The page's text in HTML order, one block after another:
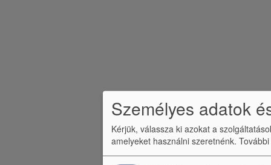
Személyes adatok
Kérjük, válassza ki azokat a
amelyeket használni szeretnénk.